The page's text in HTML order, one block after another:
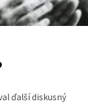
ďalší diskusný